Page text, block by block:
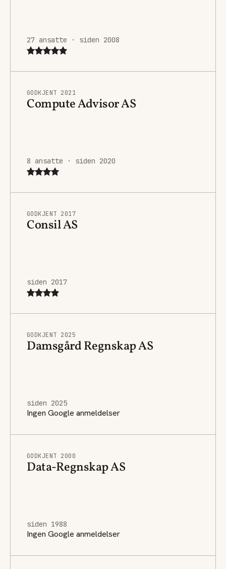
27 ansatte · siden 2008
GODKJENT 2021
Compute Advisor AS
8 ansatte · siden 2020
GODKJENT 2017
Consil AS
siden 2017
GODKJENT 2025
Damsgård Regnskap AS
siden 2025
Ingen Google anmeldelser
GODKJENT 2000
Data-Regnskap AS
siden 1988
Ingen Google anmeldelser